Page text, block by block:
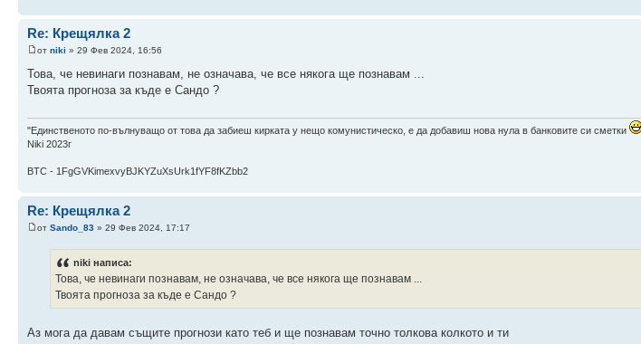
Re: Крещялка 2
от niki » 29 Фев 2024, 16:56
Това, че невинаги познавам, не означава, че все някога ще познавам ...
Твоята прогноза за къде е Сандо ?
"Единственото по-вълнуващо от това да забиеш кирката у нещо комунистическо, е да добавиш нова нула в банковите си сметки
Niki 2023г
BTC - 1FgGVKimexvyBJKYZuXsUrk1fYF8fKZbb2
Re: Крещялка 2
от Sando_83 » 29 Фев 2024, 17:17
niki написа:
Това, че невинаги познавам, не означава, че все някога ще познавам ...
Твоята прогноза за къде е Сандо ?
Аз мога да давам същите прогнози като теб и ще познавам точно толкова колкото и ти